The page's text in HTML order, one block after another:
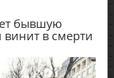
бывшую
винит в смерти